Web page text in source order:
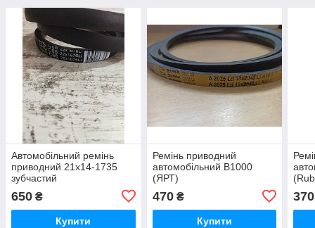
Автомобільний ремінь
приводний 21х14-1735
зубчастий
650 ₴
Купити
Ремінь приводний
автомобільний В1000
(ЯРТ)
470₴
Купити
370